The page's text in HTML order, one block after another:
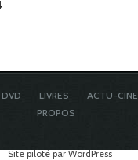
DVD LIVRES ACTU-CINE
PROPOS
Site piloté par WordPress